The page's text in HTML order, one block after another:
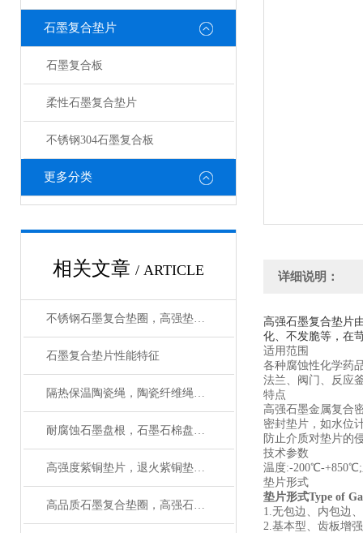
石墨复合垫片
石墨复合板
柔性石墨复合垫片
不锈钢304石墨复合板
更多分类
相关文章 / ARTICLE
不锈钢石墨复合垫圈，高强垫片生产工艺
石墨复合垫片性能特征
隔热保温陶瓷绳，陶瓷纤维绳作用与用途
耐腐蚀石墨盘根，石墨石棉盘根性能及用途
高强度紫铜垫片，退火紫铜垫圈，齿形紫铜垫厂家
高品质石墨复合垫圈，高强石墨复合垫简单介绍
详细说明：
高强石墨复合垫片
化、不发脆等，在
适用范围
各种腐蚀性化学药
法兰、阀门、反应
特点
高强石墨金属复合
密封垫片，如水位
防止介质对垫片的
技术参数
温度:-200℃-+850℃;
垫片形式
垫片形式Type of
1.无包边、内包边
2.基本型、齿板增